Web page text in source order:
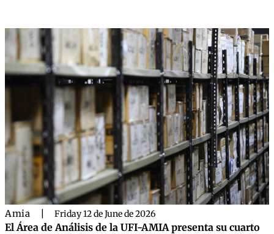
Amia Friday 12 de June de 2026
El Área de Análisis de la UFI-AMIA presenta su cuarto